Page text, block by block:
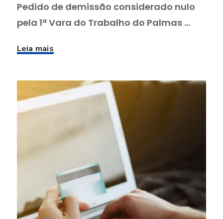
Pedido de demissão considerado nulo
pela 1ª Vara do Trabalho do Palmas ...
Leia mais